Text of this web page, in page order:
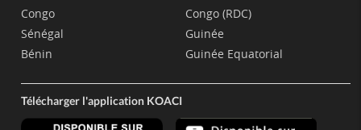
Congo
Sénégal
Bénin
Congo (RDC)
Guinée
Guinée Equatorial
Télécharger l'application KOACI